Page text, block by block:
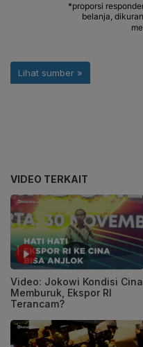
VIDEO TERKAIT
Video: Jokowi Kondisi Cina
Memburuk, Ekspor RI
Terancam?